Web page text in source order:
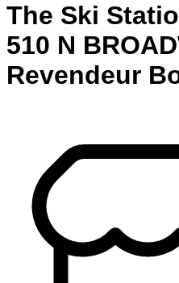
The Ski
510 N
Revendeur